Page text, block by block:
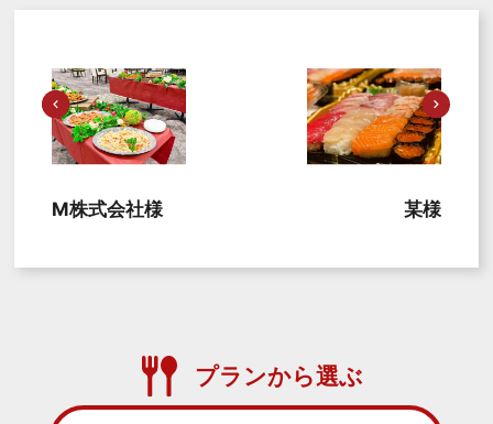
M株式会社様 某様
プランから選ぶ